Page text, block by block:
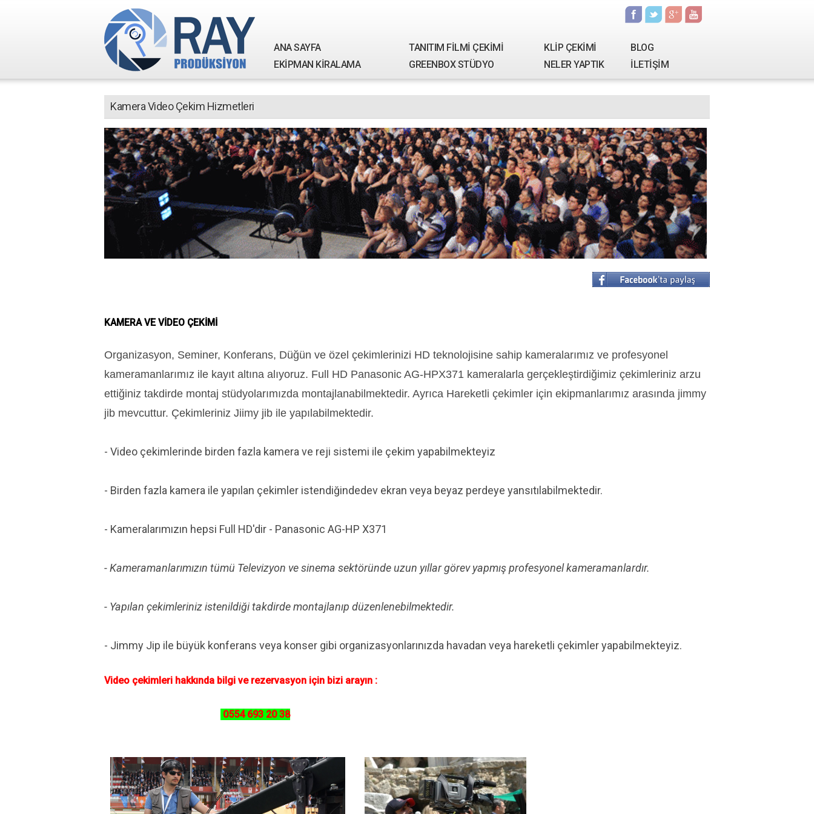
ANA SAYFA TANITIM FİLMİ ÇEKİMİ KLİP ÇEKİMİ
BLOG
EKİPMAN KİRALAMA
GREENBOX STÜDYO NELER YAPTIK İLETİŞİM
Kamera Video Çekim Hizmetleri
KAMERA VE VİDEO ÇEKİMİ
Organizasyon, Seminer, Konferans, Düğün ve özel çekimlerinizi HD teknolojisine sahip kameralarımız ve profesyonel
kameramanlarımız ile kayıt altına alıyoruz. Full HD Panasonic AG-HPX371 kameralarla gerçekleştirdiğimiz çekimleriniz arzu
ettiğiniz takdirde montaj stüdyolarımızda montajlanabilmektedir. Ayrıca Hareketli çekimler için ekipmanlarımız arasında jimmy
jib mevcuttur. Çekimleriniz Jiimy jib ile yapılabilmektedir.
- Video çekimlerinde birden fazla kamera ve reji sistemi ile çekim yapabilmekteyiz
- Birden fazla kamera ile yapılan çekimler istendiğindedev ekran veya beyaz perdeye yansıtılabilmektedir.
- Kameralarımızın hepsi Full HD'dir - Panasonic AG-HP X371
- Kameramanlarımızın tümü Televizyon ve sinema sektöründe uzun yıllar görev yapmış profesyonel kameramanlardır.
- Yapılan çekimleriniz istenildiği takdirde montajlanıp düzenlenebilmektedir.
- Jimmy Jip ile büyük konferans veya konser gibi organizasyonlarınızda havadan veya hareketli çekimler yapabilmekteyiz.
Video çekimleri hakkında bilgi ve rezervasyon için bizi arayın :
0554 693 20 38